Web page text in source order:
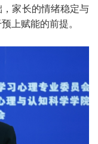
家长的情绪稳定与
上赋能的前提。